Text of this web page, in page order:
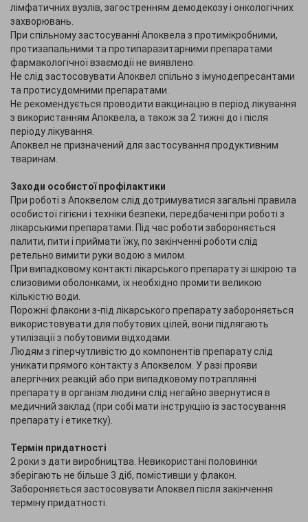
лімфатичних вузлів, загостренням демодекозу і онкологічних
захворювань.
При спільному застосуванні Апоквела з протимікробними,
протизапальними та протипаразитарними препаратами
фармакологічної взаємодії не виявлено.
Не слід застосовувати Апоквел спільно з імунодепресантами
та протисудомними препаратами.
Не рекомендується проводити вакцинацію в період лікування
з використанням Апоквела, а також за 2 тижні до і після
періоду лікування.
Апоквел не призначений для застосування продуктивним
тваринам.
Заходи особистої профілактики
При роботі з Апоквелом слід дотримуватися загальні правила
особистої гігієни і техніки безпеки, передбачені при роботі з
лікарськими препаратами. Під час роботи забороняється
палити, пити і приймати їжу, по закінченні роботи слід
ретельно вимити руки водою з милом.
При випадковому контакті лікарського препарату зі шкірою та
слизовими оболонками, їх необхідно промити великою
кількістю води.
Порожні флакони з-під лікарського препарату забороняється
використовувати для побутових цілей, вони підлягають
утилізації з побутовими відходами.
Людям з гіперчутливістю до компонентів препарату слід
уникати прямого контакту з Апоквелом. У разі прояви
алергічних реакцій або при випадковому потраплянні
препарату в організм людини слід негайно звернутися в
медичний заклад (при собі мати інструкцію із застосування
препарату і етикетку).
Термін придатності
2 роки з дати виробництва. Невикористані половинки
зберігають не більше 3 діб, помістивши у флакон.
Забороняється застосовувати Апоквел після закінчення
терміну придатності.